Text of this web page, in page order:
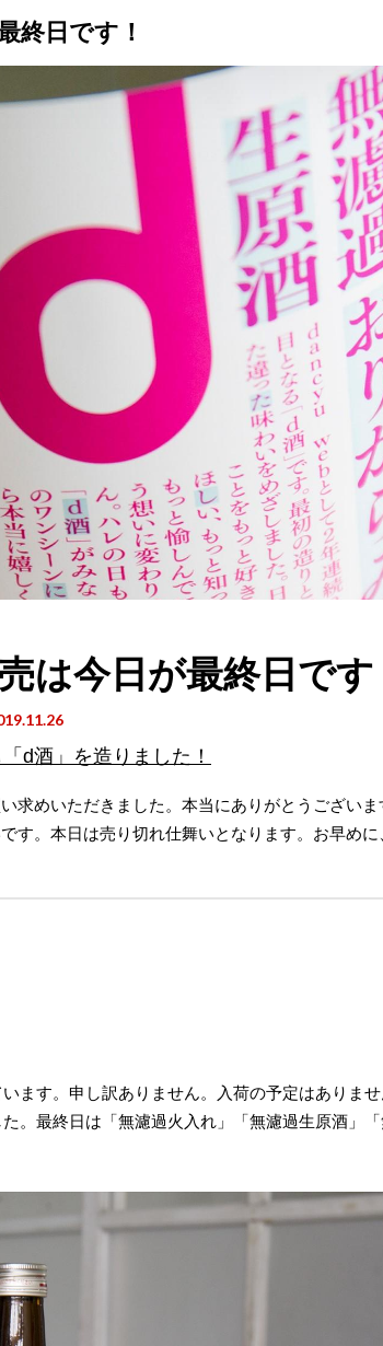
厳選！店探し
終日です！
は今日が最終日です
d酒」を造りました！
求めいただきました。本当にありがとうございま
す。本日は売り切れ仕舞いとなります。お早めに
ます。申し訳ありません。入荷の予定はありま
。最終日は「無濾過火入れ」「無濾過生原酒」